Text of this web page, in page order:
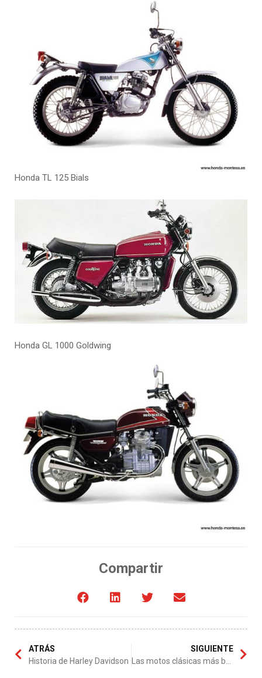
Honda TL 125 Bials
Honda GL 1000 Goldwing
Compartir
ATRÁS
Historia de Harley Davidson
SIGUIENTE
Las motos clásicas más bellas